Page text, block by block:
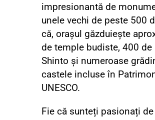
impresionantă de
unele vechi de peste 500
că, orașul găzduiește
de temple budiste, 400 de
Shinto și numeroase
castele incluse în
UNESCO.
Fie că sunteți pasionați